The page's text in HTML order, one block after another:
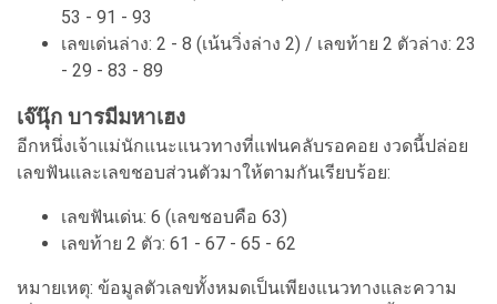
53 - 91 - 93
เลขเด่นล่าง: 2 - 8 (เน้นวิ่งล่าง 2) / เลขท้าย 2 ตัวล่าง: 23
- 29 - 83 - 89
เจ๊นุ๊ก บารมีมหาเฮง
อีกหนึ่งเจ้าแม่นักแนะแนวทางที่แฟนคลับรอคอย งวดนี้ปล่อย
เลขฟันและเลขชอบส่วนตัวมาให้ตามกันเรียบร้อย:
เลขฟันเด่น: 6 (เลขชอบคือ 63)
เลขท้าย 2 ตัว: 61 - 67 - 65 - 62
หมายเหตุ: ข้อมูลตัวเลขทั้งหมดเป็นเพียงแนวทางและความ